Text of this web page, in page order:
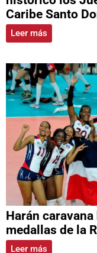
Caribe Santo
Leer más
Harán
medallas de la
Leer más